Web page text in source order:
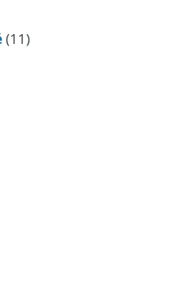
(11)